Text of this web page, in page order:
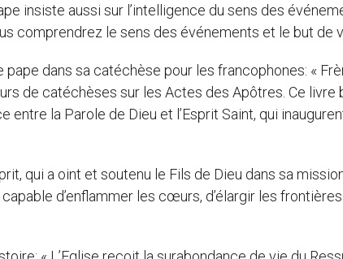
insiste aussi sur l’intelligence du sens des
comprendrez le sens des événements et le but de
pape dans sa catéchèse pour les francophones: «
de catéchèses sur les Actes des Apôtres. Ce livre
la Parole de Dieu et l’Esprit Saint, qui
qui a oint et soutenu le Fils de Dieu dans sa
d’enflammer les cœurs, d’élargir les